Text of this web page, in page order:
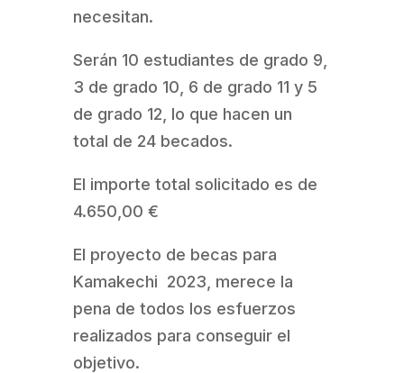
necesitan.
Serán 10 estudiantes de grado 9,
3 de grado 10, 6 de grado 11 y 5
de grado 12, lo que hacen un
total de 24 becados.
El importe total solicitado es de
4.650,00 €
El proyecto de becas para
Kamakechi 2023, merece la
pena de todos los esfuerzos
realizados para conseguir el
objetivo.